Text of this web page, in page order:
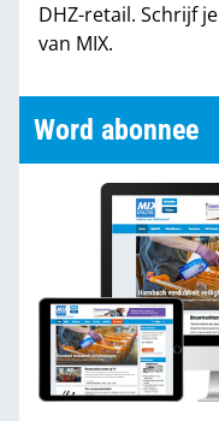
DHZ-retail. Schrijf
van MIX.
Word abonnee